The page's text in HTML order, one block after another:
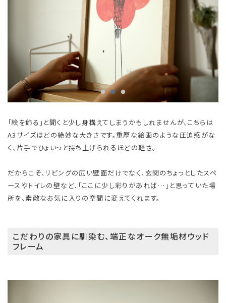
「絵を飾る」と聞くと少し身構えてしまうかもしれませんが、こちらは
A3サイズほどの絶妙な大きさです。重厚な絵画のような圧迫感がな
く、片手でひょいっと持ち上げられるほどの軽さ。
だからこそ、リビングの広い壁面だけでなく、玄関のちょっとしたスペ
ースやトイレの壁など、「ここに少し彩りがあれば…」と思っていた場
所を、素敵なお気に入りの空間に変えてくれます。
こだわりの家具に馴染む、端正なオーク無垢材ウッド
フレーム